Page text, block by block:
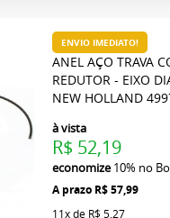
ANEL AÇO TRAVA
REDUTOR - EIXO
NEW HOLLAND
R$ 57,99
à vista
R$ 52,19
economize10% no
11xde R$ 5,27
ENVIO IMEDIATO!